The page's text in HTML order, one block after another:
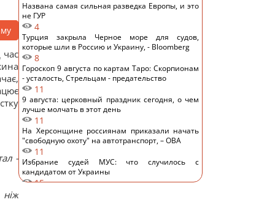
час
-
Названа самая сильная разведка Европы, и это
не ГУР
4
Турция закрыла Черное море для судов,
которые шли в Россию и Украину, - Bloomberg
8
Гороскоп 9 августа по картам Таро: Скорпионам
- усталость, Стрельцам - предательство
11
9 августа: церковный праздник сегодня, о чем
лучше молчать в этот день
11
На Херсонщине россиянам приказали начать
"свободную охоту" на автотранспорт, – ОВА
11
Избрание судей МУС: что случилось с
кандидатом от Украины
15